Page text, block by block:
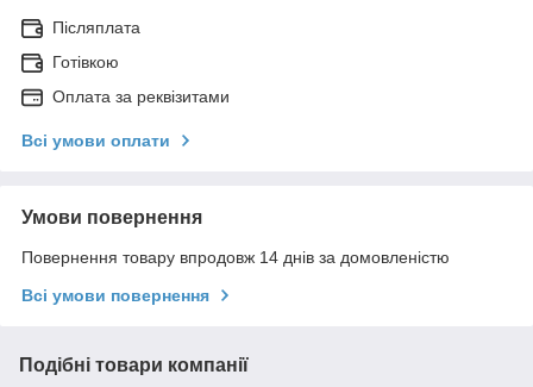
Післяплата
Готівкою
Оплата за реквізитами
Всі умови оплати
Умови повернення
Повернення товару впродовж 14 днів за домовленістю
Всі умови повернення
Подібні товари компанії